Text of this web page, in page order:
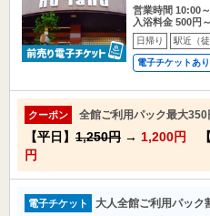
営業時間 10:00
入浴料金 500円～
日帰り 駅近（
電子チケットあり
クーポン 全館ご利用パック最大
【平日】 1,250円 → 1,200円 【
円
電子チケット 大人全館ご利用パック